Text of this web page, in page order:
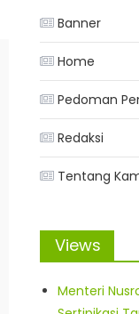
Banner
Home
Pedoman
Redaksi
Tentang
Views
Menteri